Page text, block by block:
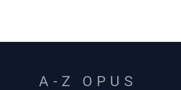
A-Z OPUS